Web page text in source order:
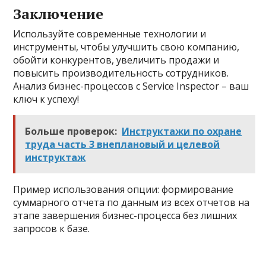
Заключение
Используйте современные технологии и
инструменты, чтобы улучшить свою компанию,
обойти конкурентов, увеличить продажи и
повысить производительность сотрудников.
Анализ бизнес-процессов с Service Inspector – ваш
ключ к успеху!
Больше проверок: Инструктажи по охране
труда часть 3 внеплановый и целевой
инструктаж
Пример использования опции: формирование
суммарного отчета по данным из всех отчетов на
этапе завершения бизнес-процесса без лишних
запросов к базе.